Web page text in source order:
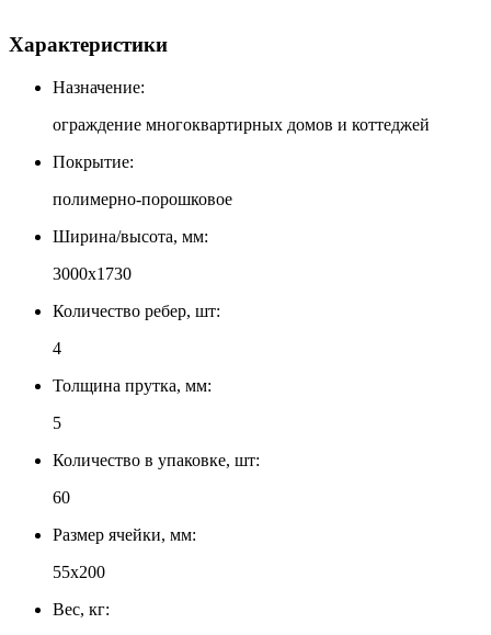
Характеристики
Назначение:
ограждение многоквартирных домов и коттеджей
Покрытие:
полимерно-порошковое
Ширина/высота, мм:
3000x1730
Количество ребер, шт:
4
Толщина прутка, мм:
5
Количество в упаковке, шт:
60
Размер ячейки, мм:
55х200
Вес, кг: